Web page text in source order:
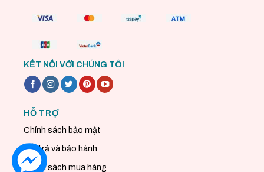
KẾT NỐI VỚI CHÚNG TÔI
HỖ TRỢ
Chính sách bảo mật
Đổi trả và bảo hành
Chính sách mua hàng